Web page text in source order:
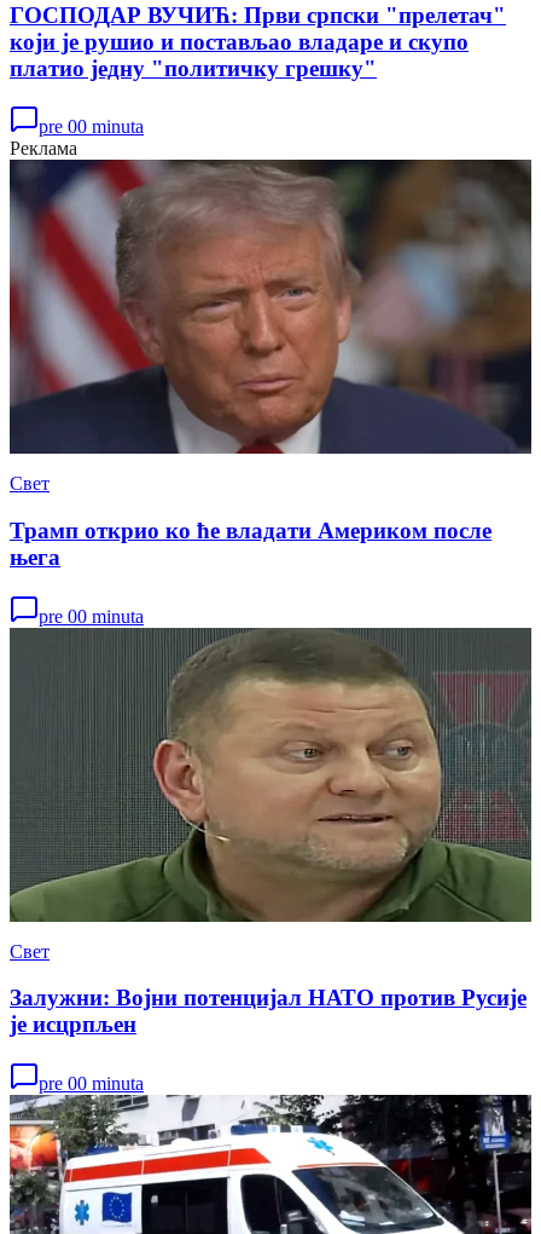
ГОСПОДАР ВУЧИЋ: Први српски "прелетач"
који је рушио и постављао владаре и скупо
платио једну "политичку грешку"
pre 00 minuta
Реклама
Свет
Трамп открио ко ће владати Америком после
њега
pre 00 minuta
Свет
Залужни: Војни потенцијал НАТО против Русије
је исцрпљен
pre 00 minuta